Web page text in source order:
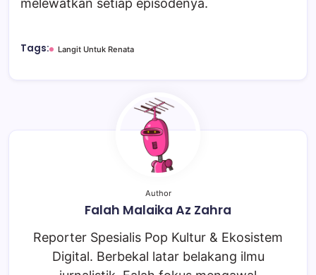
melewatkan setiap episodenya.
Tags: Langit Untuk Renata
Author
Falah Malaika Az Zahra
Reporter Spesialis Pop Kultur & Ekosistem
Digital. Berbekal latar belakang ilmu